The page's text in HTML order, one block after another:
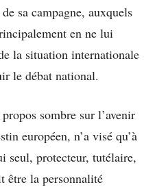
sa campagne, auxquels
en ne lui
la situation internationale
le débat national.
sombre sur l’avenir
européen, n’a visé qu’à
seul, protecteur, tutélaire,
être la personnalité